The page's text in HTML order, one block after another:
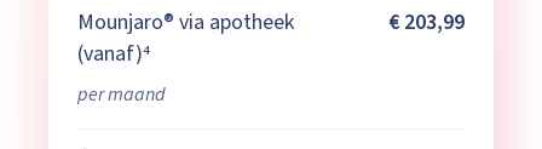
Mounjaro® via apotheek
(vanaf)⁴
per maand
€ 203,99